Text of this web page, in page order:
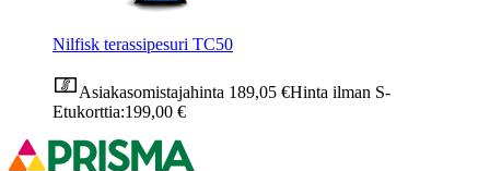
Nilfisk terassipesuri TC50
Asiakasomistajahinta 189,05 €Hinta ilman S-
Etukorttia:199,00 €